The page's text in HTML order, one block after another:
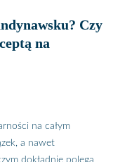
Czy
na
na całym
a nawet
dokładnie polega